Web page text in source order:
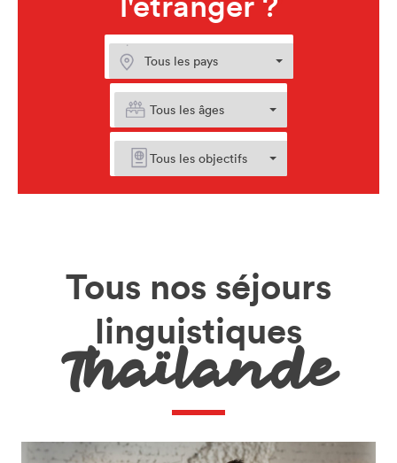
Tous nos séjours
linguistiques
Thaïlande